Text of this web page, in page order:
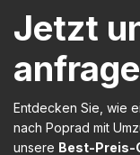
Jetzt
Entdecken Sie, wie
nach Poprad mit
unsere Best-Preis-